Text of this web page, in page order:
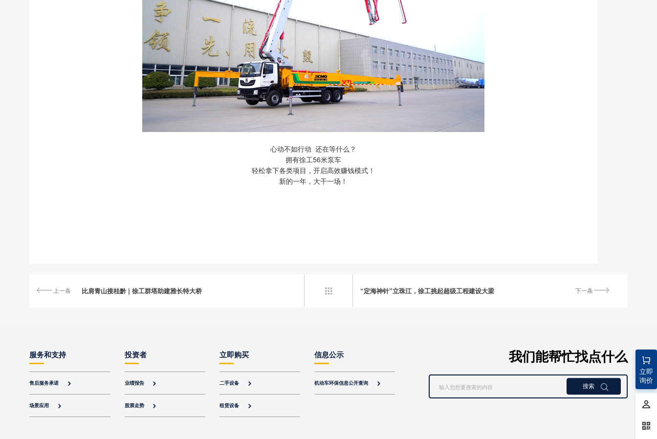
心动不如行动 还在等什么？
拥有徐工56米泵车
轻松拿下各类项目，开启高效赚钱模式！
新的一年，大干一场！
上一条 比肩青山接桂黔 | 徐工群塔助建雅长特大桥 下一条
“定海神针”立珠江，徐工挑起超级工程建设大梁

立即
询价
服务和支持
售后服务承诺 
场景应用 
投资者
业绩报告 
股票走势 
立即购买
二手设备 
租赁设备 
信息公示
机动车环保信息公开查询 
我们能帮忙找点什么
搜索 